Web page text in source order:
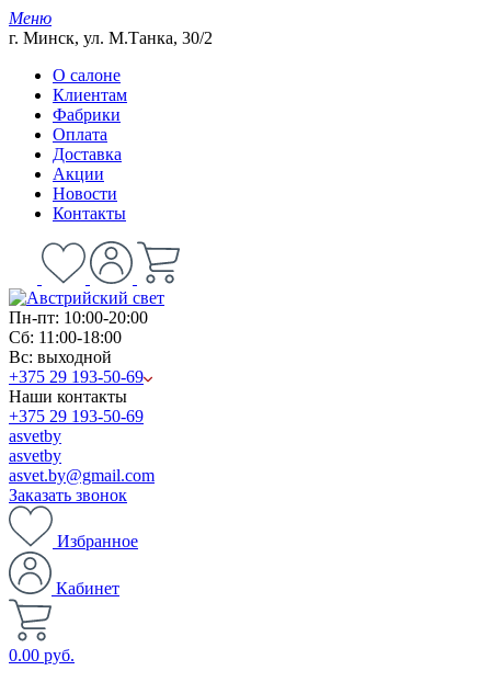
Меню
г. Минск, ул. М.Танка, 30/2
О салоне
Клиентам
Фабрики
Оплата
Доставка
Акции
Новости
Контакты
Пн-пт: 10:00-20:00
Сб: 11:00-18:00
Вс: выходной
+375 29 193-50-69
Наши контакты
+375 29 193-50-69
asvetby
asvetby
asvet.by@gmail.com
Заказать звонок
Избранное
Кабинет
0.00 руб.